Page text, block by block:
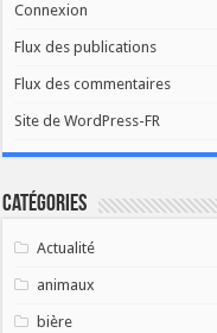
Connexion
Flux des publications
Flux des commentaires
Site de WordPress-FR
Catégories
Actualité
animaux
bière